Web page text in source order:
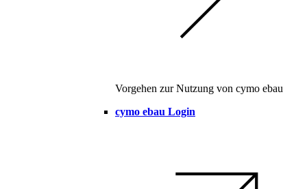
Vorgehen zur Nutzung von cymo ebau
cymo ebau Login